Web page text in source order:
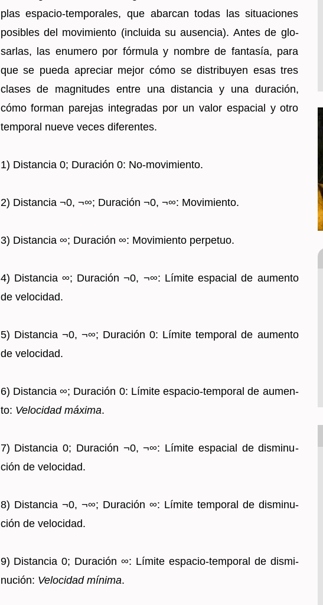
plas es­pa­cio-tem­po­ra­les, que abar­can todas las si­tua­cio­nes
po­si­bles del mo­vi­mien­to (in­clui­da su au­sen­cia). Antes de glo­
sar­las, las enume­ro por fór­mu­la y nom­bre de fan­ta­sía, para
que se pueda apre­ciar mejor cómo se dis­tri­bu­yen esas tres
cla­ses de mag­ni­tu­des entre una dis­tan­cia y una du­ra­ción,
cómo for­man pa­re­jas in­te­gra­das por un valor es­pa­cial y otro
tem­po­ral nueve veces di­fe­ren­tes.
1) Dis­tan­cia 0; Du­ra­ción 0: No-mo­vi­mien­to.
2) Dis­tan­cia ¬0, ¬∞; Du­ra­ción ¬0, ¬∞: Mo­vi­mien­to.
3) Dis­tan­cia ∞; Du­ra­ción ∞: Mo­vi­mien­to per­pe­tuo.
4) Dis­tan­cia ∞; Du­ra­ción ¬0, ¬∞: Lí­mi­te es­pa­cial de au­men­to
de ve­lo­ci­dad.
5) Dis­tan­cia ¬0, ¬∞; Du­ra­ción 0: Lí­mi­te tem­po­ral de au­men­to
de ve­lo­ci­dad.
6) Dis­tan­cia ∞; Du­ra­ción 0: Lí­mi­te es­pa­cio-tem­po­ral de au­men­
to: Ve­lo­ci­dad má­xi­ma.
7) Dis­tan­cia 0; Du­ra­ción ¬0, ¬∞: Lí­mi­te es­pa­cial de dis­mi­nu­
ción de ve­lo­ci­dad.
8) Dis­tan­cia ¬0, ¬∞; Du­ra­ción ∞: Lí­mi­te tem­po­ral de dis­mi­nu­
ción de ve­lo­ci­dad.
9) Dis­tan­cia 0; Du­ra­ción ∞: Lí­mi­te es­pa­cio-tem­po­ral de dis­mi­
nu­ción: Ve­lo­ci­dad mí­ni­ma.